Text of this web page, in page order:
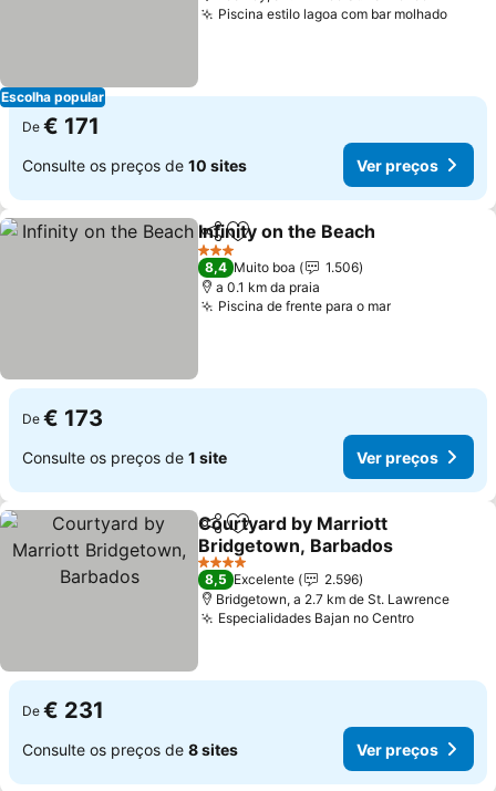
Escolha popular
Piscina estilo lagoa com bar molhado
De € 171
Consulte os preços de 10 sites Ver preços
PartilharAdicionar aos favoritos
Infinity on the Beach
3 Estrelas
8,4 Muito boa
1.506
a 0.1 km da praia
Piscina de frente para o mar
De € 173
Consulte os preços de 1 site Ver preços
PartilharAdicionar aos favoritos
Courtyard by Marriott
Bridgetown, Barbados
4 Estrelas
8,5 Excelente
2.596
Bridgetown, a 2.7 km de St. Lawrence
Especialidades Bajan no Centro
De € 231
Consulte os preços de 8 sites Ver preços